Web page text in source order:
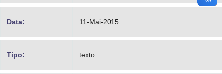
Data: 11-Mai-2015
Tipo: texto